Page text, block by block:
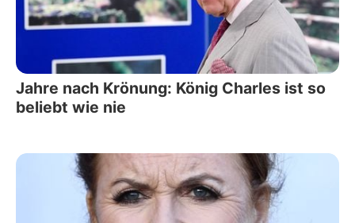
Jahre nach Krönung: König Charles ist so
beliebt wie nie